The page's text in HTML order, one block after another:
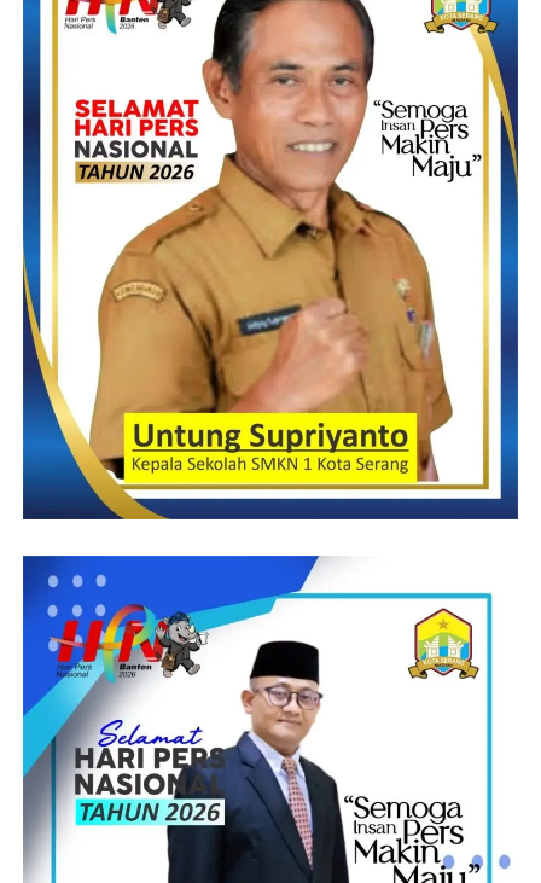
yang kuat, tangguh, adaptif, modern dan profesional yang
ditakuti lawan, disegani kawan dan dicintai rakyat.
“TNI AD harus mengambil peran untuk membantu berbagai
tantangan yang dihadapi bangsa Indonesia. Kalian harus hadir di
tengah-tengan kesulitan rakyat apapun bentuknya dan senantiasa
menjadi solusi. TNI AD harus terus melakukan tindakan yang
berdampak kepada kesejahteraan rakyat yang muaranya adalah
TNI Angkatan Darat di Hati Rakyat,” terangnya.
Senada dengan Jenderal TNI Dudung, saat ditemui usai Upacara
Peringatan Hari Juang TNI AD, Danrem 064/MY mengatakan
prajurit TNI harus mengerti kendala dan kesulitan masyarakat.
Untuk itu, pihaknya membuat beberapa program yang diyakini
dapat mengeliminir kesulitan-kesulitan tersebut.
“Diantaranya dalam kebijakan TNI Manunggal Air, kami
mencanangkan program 1000 sumur bor dan pompa hydrum
ekonomi kita menggelar Gebyar UMKM yang direncanakan
akan dihadiri oleh 1000 UMKM dan didalamnya terdapat pasar
murah serta kami akan melaksanakan program 1000
angkringan,” ujarnya.